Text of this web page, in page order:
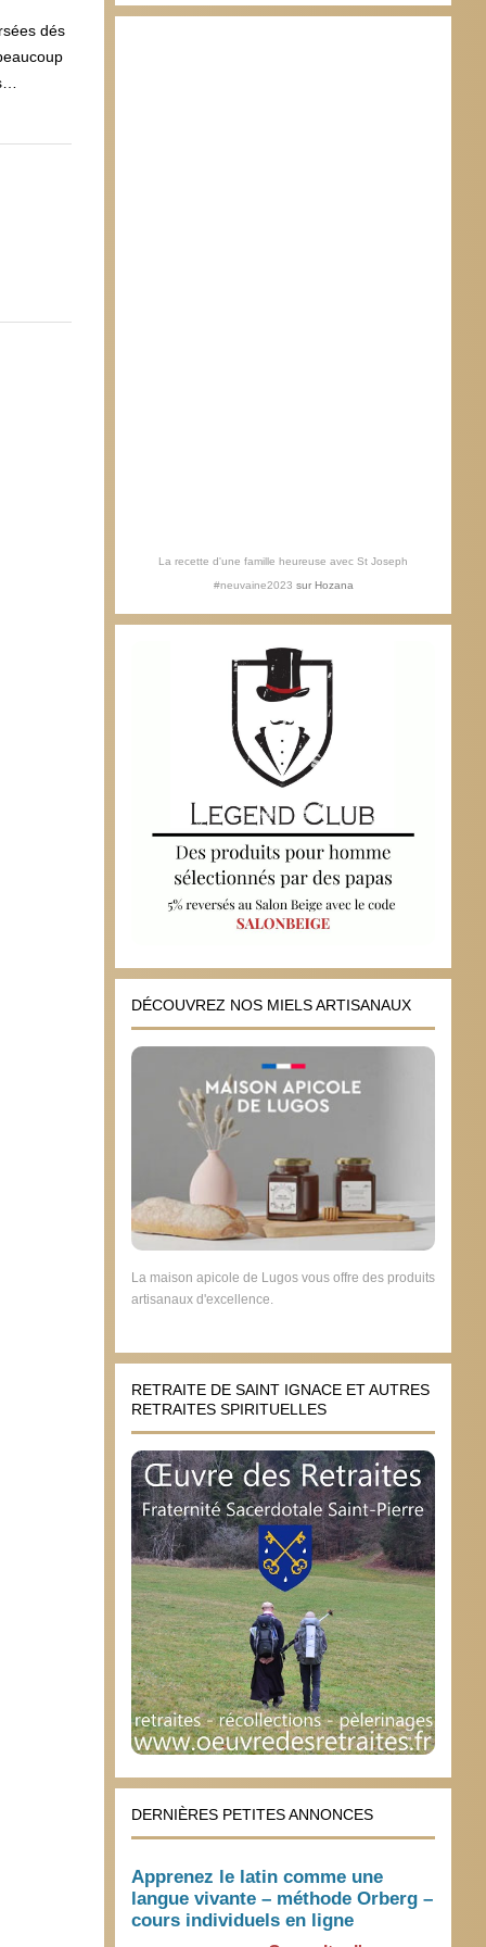
dés
La recette d'une famille heureuse avec St Joseph
#neuvaine2023 sur Hozana
DÉCOUVREZ NOS MIELS ARTISANAUX
La maison apicole de Lugos vous offre des produits
artisanaux d'excellence.
RETRAITE DE SAINT IGNACE ET AUTRES
RETRAITES SPIRITUELLES
DERNIÈRES PETITES ANNONCES
Apprenez le latin comme une
langue vivante – méthode Orberg –
cours individuels en ligne